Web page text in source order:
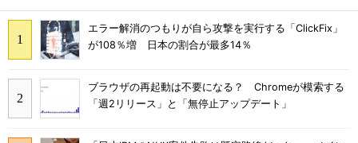
エラー解消のつもりが自ら攻撃を実行する「ClickFix」
が108％増 日本の割合が最多14％
ブラウザの再起動は不要になる？ Chromeが模索する
「週2リリース」と「無停止アップデート」